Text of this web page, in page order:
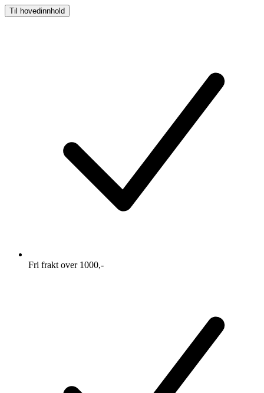
Til hovedinnhold
Fri frakt over 1000,-